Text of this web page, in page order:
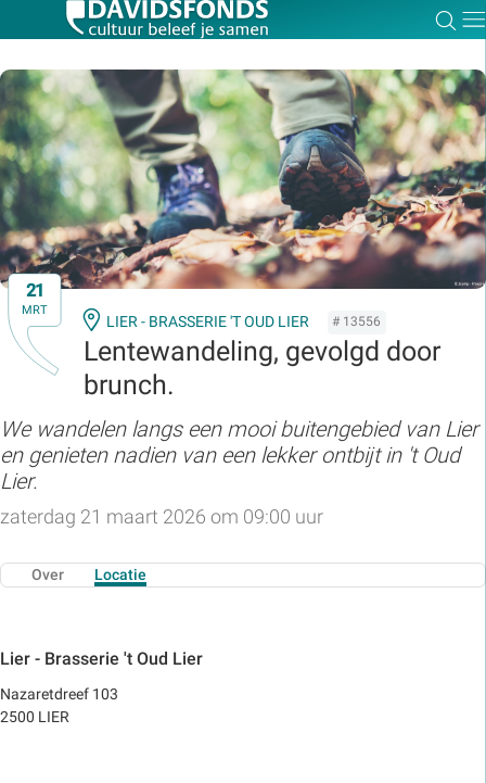
21
MRT
LIER - BRASSERIE 'T OUD LIER # 13556
Lentewandeling, gevolgd door
brunch.
We wandelen langs een mooi buitengebied van Lier
en genieten nadien van een lekker ontbijt in 't Oud
Lier.
zaterdag 21 maart 2026 om 09:00 uur
Over Locatie
Lier - Brasserie 't Oud Lier
Nazaretdreef 103
2500 LIER
Zoek:
Zoeken